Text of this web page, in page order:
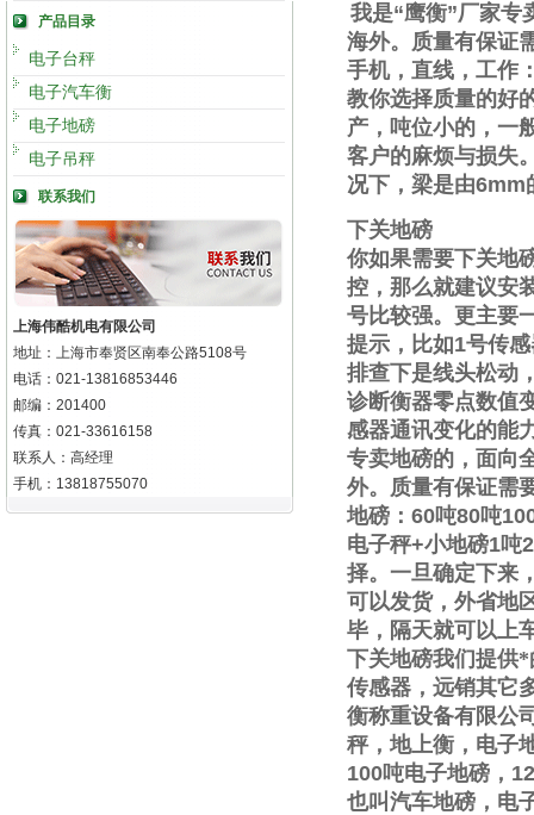
产品目录
电子台秤
电子汽车衡
电子地磅
电子吊秤
联系我们
上海伟酷机电有限公司
地址：上海市奉贤区南奉公路5108号
电话：021-13816853446
邮编：201400
传真：021-33616158
联系人：高经理
手机：13818755070
我是“鹰衡”厂家专
海外。质量有保证
手机，直线 ，工作
教你选择质量的好
产，吨位小的，一
客户的麻烦与损失
况下，梁是由6mm
下关地磅
你如果需要下关地
控，那么就建议安
号比较强。更主要
提示，比如1号传
排查下是线头松动
诊断衡器零点数值
感器通讯变化的能
专卖地磅的，面向
外。质量有保证需
地磅： 60吨80吨
电子秤+小地磅1吨2
择。一旦确定下来
可以发货，外省地
毕，隔天就可以上
下关地磅我们提供
传感器，远销其它
衡称重设备有限公
秤，地上衡，电子
100吨电子地磅，
也叫汽车地磅，电